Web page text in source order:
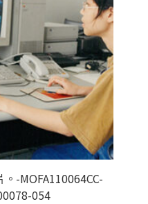
-MOFA110064CC-
054